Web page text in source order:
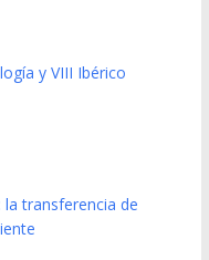
y VIII Ibérico
transferencia de